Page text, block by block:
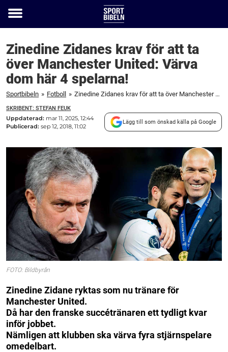
Toggle
Zinedine Zidanes krav för att ta
över Manchester United: Värva
dom här 4 spelarna!
Sportbibeln » Fotboll » Zinedine Zidanes krav för att ta över Manchester United: Värva dom här 4 spelarna!
SKRIBENT: STEFAN FEUK
Uppdaterad: mar 11, 2025, 12:44
Publicerad: sep 12, 2018, 11:02
Lägg till som önskad källa på Google
FOTO: Bildbyrån
Zinedine Zidane ryktas som nu tränare för
Manchester United.
Då har den franske succétränaren ett tydligt kvar
inför jobbet.
Nämligen att klubben ska värva fyra stjärnspelare
omedelbart.